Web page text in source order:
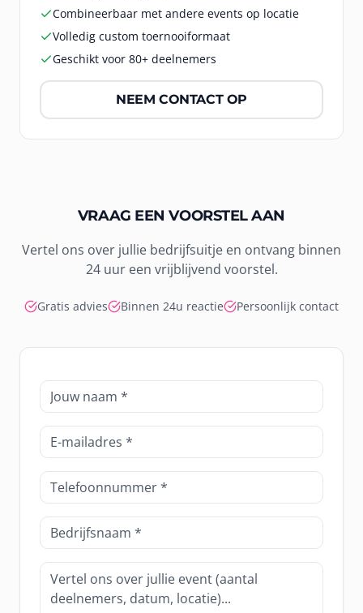
Combineerbaar met andere events op locatie
Volledig custom toernooiformaat
Geschikt voor 80+ deelnemers
NEEM CONTACT OP
VRAAG EEN VOORSTEL AAN
Vertel ons over jullie bedrijfsuitje en ontvang binnen
24 uur een vrijblijvend voorstel.
Gratis advies Binnen 24u reactie Persoonlijk contact